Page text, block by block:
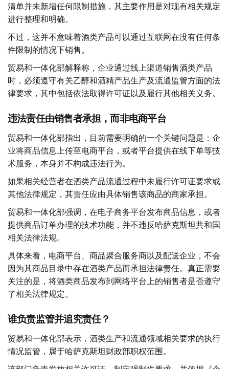
清单并未新增任何限制措施，其主要作用是对现有相关规定
进行整理和明确。
不过，这并不意味着酒类产品可以通过互联网在没有任何条
件限制的情况下销售。
贸易和一体化部解释称，企业通过线上渠道销售酒类产品
时，必须遵守有关乙醇和酒精产品生产及流通监管方面的法
律要求，其中包括依法取得许可证以及履行其他相关义务。
违法责任由销售者承担，而非电商平台
贸易和一体化部指出，目前需要明确的一个关键问题是：企
业将商品信息上传至电商平台，或者平台提供在线下单等技
术服务，本身并不构成违法行为。
如果相关经营者在酒类产品流通过程中未履行许可证要求或
其他法律规定，其责任应由具体销售该商品的商家承担。
贸易和一体化部强调，在电子商务平台发布商品信息，或者
提供商品订单办理的技术功能，并不违反哈萨克斯坦共和国
相关法律法规。
具体来看，电商平台、商品聚合服务商以及配送企业，不会
因为其商品目录中存在酒类产品而承担法律责任。真正需要
关注的是，将酒类商品发布到网络平台上的销售者是否遵守
了相关法律规定。
谁负责监管并追究责任？
贸易和一体化部表示，酒类生产和流通领域相关要求的执行
情况监管，属于哈萨克斯坦财政部职权范围。